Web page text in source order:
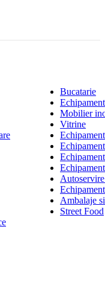
Bucatarie
Mobilier
Vitrine
Ambalaje
Street Food